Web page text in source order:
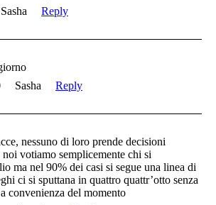
Sasha Reply
Sasha Reply
nessuno di loro prende decisioni
votiamo semplicemente chi si
ma nel 90% dei casi si segue una linea di
ci si sputtana in quattro quattr’otto senza
convenienza del momento